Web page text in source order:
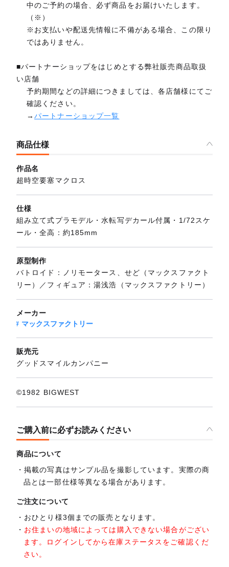
中のご予約の場合、必ず商品をお届けいたします。
（※）
※お支払いや配送先情報に不備がある場合、この限り
ではありません。
■パートナーショップをはじめとする弊社販売商品取扱
い店舗
予約期間などの詳細につきましては、各店舗様にてご
確認ください。
→パートナーショップ一覧
商品仕様
作品名
超時空要塞マクロス
仕様
組み立て式プラモデル・水転写デカール付属・1/72スケ
ール・全高：約185mm
原型制作
バトロイド：ノリモータース、せど（マックスファクト
リー）／フィギュア：湯浅浩（マックスファクトリー）
メーカー
マックスファクトリー
販売元
グッドスマイルカンパニー
©1982 BIGWEST
ご購入前に必ずお読みください
商品について
掲載の写真はサンプル品を撮影しています。実際の商
品とは一部仕様等異なる場合があります。
ご注文について
おひとり様3個までの販売となります。
お住まいの地域によっては購入できない場合がござい
ます。ログインしてから在庫ステータスをご確認くだ
さい。